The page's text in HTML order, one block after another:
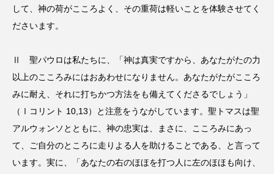
して、神の荷がこころよく、その重荷は軽いことを体験させてく
ださいます。
Ⅱ 聖パウロは私たちに、「神は真実ですから、あなたがたの力
以上のこころみにはおあわせになりません。あなたがたがこころ
みに耐え、それに打ちかつ方法をも備えてくださるでしょう」
（Ⅰコリント 10,13）と注意をうながしています。聖トマスは聖
アルウォンソとともに、神の忠実は、まさに、こころみにあっ
て、ご自分のところに走りよる人を助けることである、と言って
います。実に、「あなたの右のほほを打つ人に左のほほも向け、